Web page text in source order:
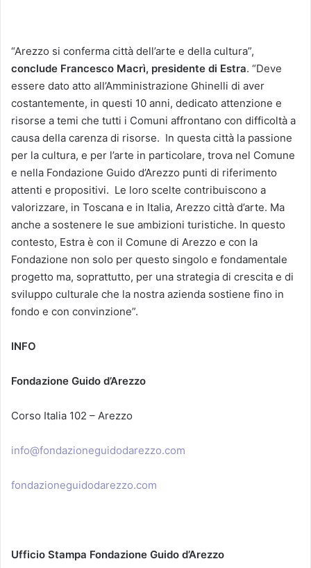
“Arezzo si conferma città dell’arte e della cultura”,
conclude Francesco Macrì, presidente di Estra. “Deve
essere dato atto all’Amministrazione Ghinelli di aver
costantemente, in questi 10 anni, dedicato attenzione e
risorse a temi che tutti i Comuni affrontano con difficoltà a
causa della carenza di risorse. In questa città la passione
per la cultura, e per l’arte in particolare, trova nel Comune
e nella Fondazione Guido d’Arezzo punti di riferimento
attenti e propositivi. Le loro scelte contribuiscono a
valorizzare, in Toscana e in Italia, Arezzo città d’arte. Ma
anche a sostenere le sue ambizioni turistiche. In questo
contesto, Estra è con il Comune di Arezzo e con la
Fondazione non solo per questo singolo e fondamentale
progetto ma, soprattutto, per una strategia di crescita e di
sviluppo culturale che la nostra azienda sostiene fino in
fondo e con convinzione”.
INFO
Fondazione Guido d’Arezzo
Corso Italia 102 – Arezzo
info@fondazioneguidodarezzo.com
fondazioneguidodarezzo.com
Ufficio Stampa Fondazione Guido d’Arezzo